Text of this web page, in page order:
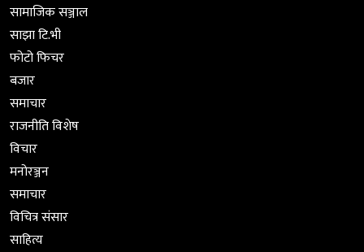
सामाजिक सञ्जाल
साझा टि.भी
फोटो फिचर
बजार
समाचार
राजनीति विशेष
विचार
मनोरञ्जन
समाचार
विचित्र संसार
साहित्य